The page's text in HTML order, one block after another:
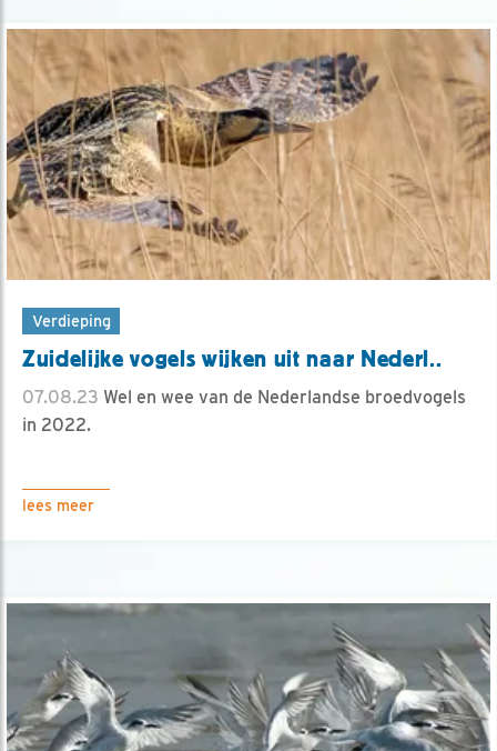
Verdieping
Zuidelijke vogels wijken uit naar Nederl..
07.08.23 Wel en wee van de Nederlandse broedvogels
in 2022.
lees meer